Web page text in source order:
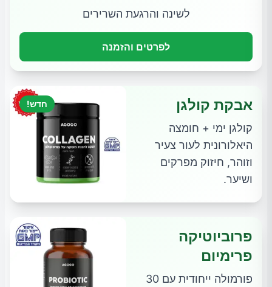
לשינה והרגעת השרירים
לפרטים והזמנה
חדש! אבקת קולגן
קולגן ימי + חומצה
היאלורונית לעור צעיר
וזוהר, חיזוק מפרקים
ושיער.
פרוביוטיקה
פרימיום
פורמולה ייחודית עם 30